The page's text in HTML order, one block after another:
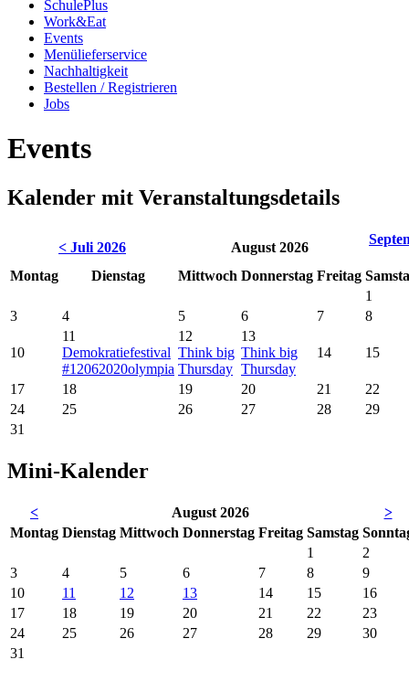
SchulePlus
Work&Eat
Events
Menülieferservice
Nachhaltigkeit
Bestellen / Registrieren
Jobs
Events
Kalender mit Veranstaltungsdetails
< Juli 2026 August 2026
Montag Dienstag Mittwoch Donnerstag Freitag
1
3
4 5 6 7 8
10
11
Demokratiefestival
#12062020olympia
12
Think big
Thursday
13
Think big
Thursday
14 15
17 18 19 20 21
22
24
25 26 27 28
29
31
Mini-Kalender
< August 2026
>
Montag Dienstag Mittwoch Donnerstag Freitag Samstag So
1
2
3
4 5 6 7 8
9
10
11 12 13 14 15
16
17
18 19 20 21 22
23
24
25 26 27 28 29
30
31